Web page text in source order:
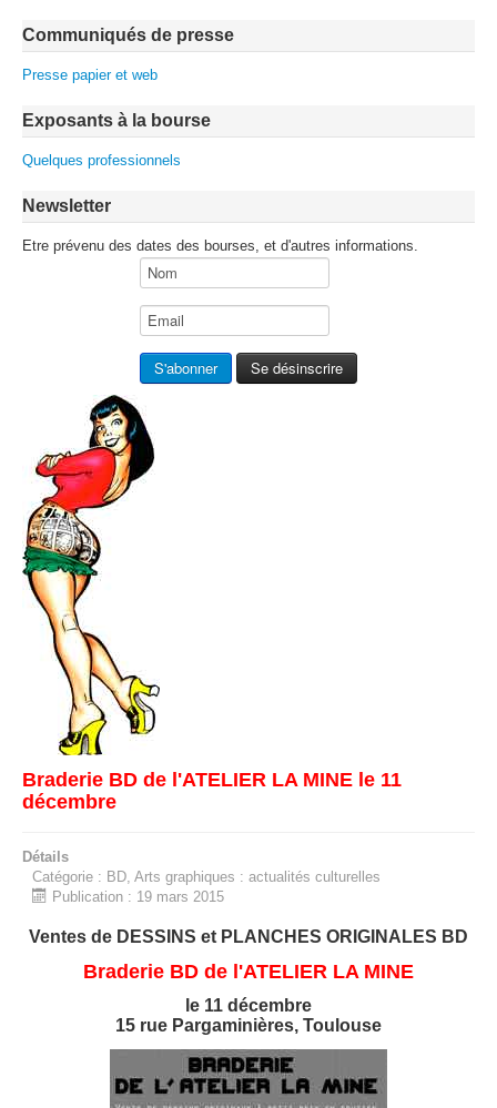
Communiqués de presse
Presse papier et web
Exposants à la bourse
Quelques professionnels
Newsletter
Etre prévenu des dates des bourses, et d'autres informations.
Braderie BD de l'ATELIER LA MINE le 11
décembre
Détails
Catégorie : BD, Arts graphiques : actualités culturelles
Publication : 19 mars 2015
Ventes de DESSINS et PLANCHES ORIGINALES BD
Braderie BD de l'ATELIER LA MINE
le 11 décembre
15 rue Pargaminières, Toulouse